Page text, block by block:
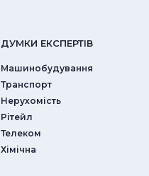
ДУМКИ ЕКСПЕРТIВ
Машинобудування
Транспорт
Нерухомість
Рітейл
Телеком
Хімічна